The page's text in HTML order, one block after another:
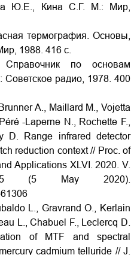
Ю.Е., Кина С.Г. М.: Мир,
термография. Основы,
1988. 416 с.
по основам
Советское радио, 1978. 400
A., Maillard M., Vojetta
-Laperne N., Rochette F.,
D. Range infrared detector
reduction context // Proc. of
Applications XLVI. 2020. V.
(5 May 2020).
L., Gravrand O., Kerlain
L., Chabuel F., Leclercq D.
of MTF and spectral
cadmium telluride // J.